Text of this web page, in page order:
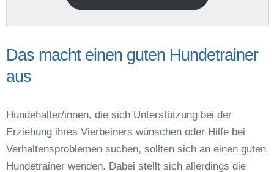
Das macht einen guten Hundetrainer
aus
Hundehalter/innen, die sich Unterstützung bei der
Erziehung ihres Vierbeiners wünschen oder Hilfe bei
Verhaltensproblemen suchen, sollten sich an einen guten
Hundetrainer wenden. Dabei stellt sich allerdings die